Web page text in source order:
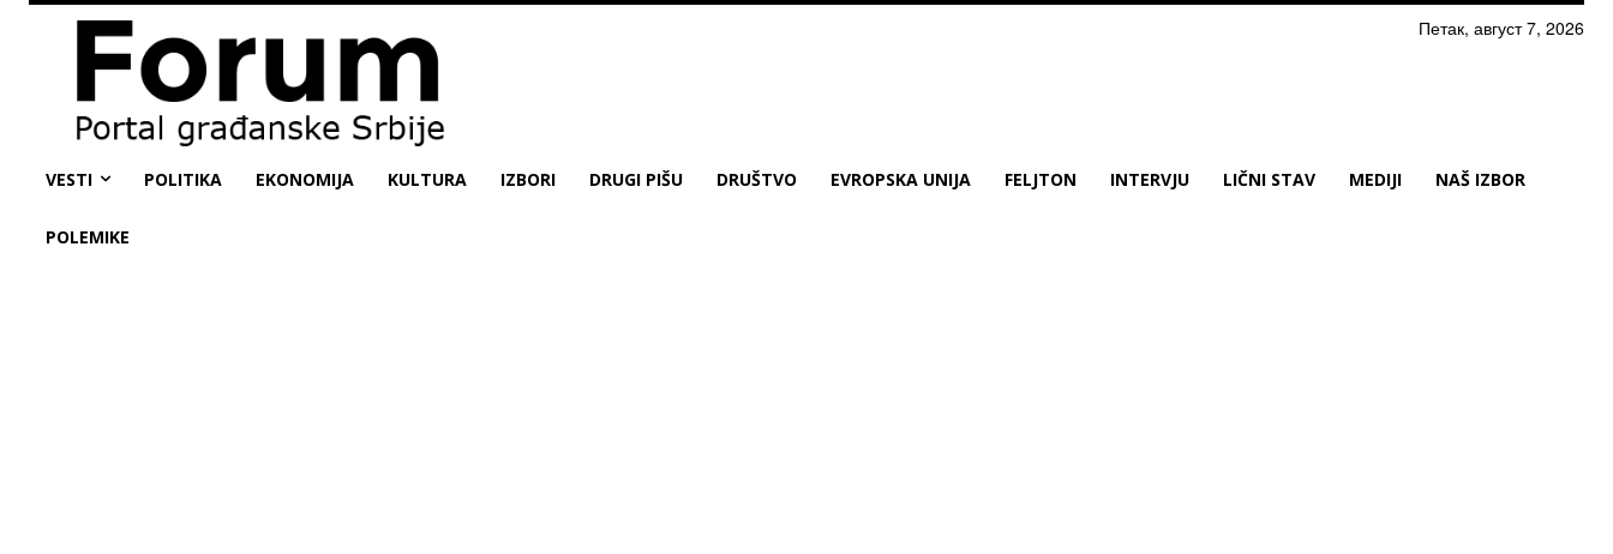
Петак, август 7, 2026
VESTI POLITIKA EKONOMIJA KULTURA IZBORI DRUGI PIŠU DRUŠTVO EVROPSKA UNIJA FELJTON INTERVJU LIČNI STAV MEDIJI NAŠ IZBOR
POLEMIKE